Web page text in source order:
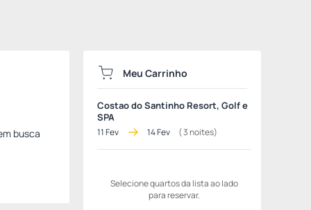
busca
Meu Carrinho
Costao do Santinho Resort, Golf e
SPA
11 Fev 14 Fev (3noites)
Selecione quartos da lista ao lado
para reservar.